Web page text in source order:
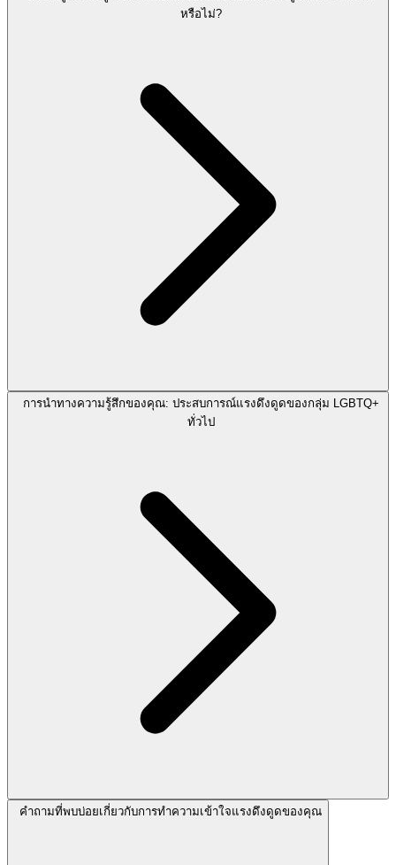
หรือไม่?
การนำทางความรู้สึกของคุณ: ประสบการณ์แรงดึงดูดของกลุ่ม LGBTQ+
ทั่วไป
คำถามที่พบบ่อยเกี่ยวกับการทำความเข้าใจแรงดึงดูดของคุณ